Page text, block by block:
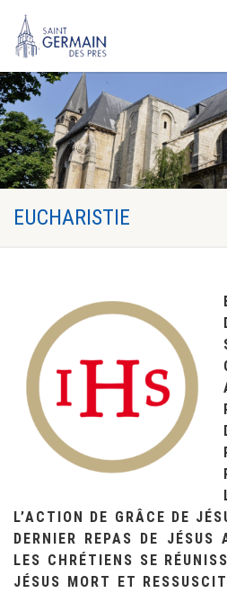
EUCHARISTIE
L’ACTION DE GRÂCE DE
DERNIER REPAS DE JÉSUS
LES CHRÉTIENS SE
JÉSUS MORT ET